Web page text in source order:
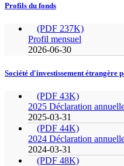
Profils du fonds
(PDF 237K)
Profil mensuel
2026-06-30
Société d'investissement étrangère
(PDF 43K)
2025 Déclaration
2025-03-31
(PDF 44K)
2024 Déclaration
2024-03-31
(PDF 48K)